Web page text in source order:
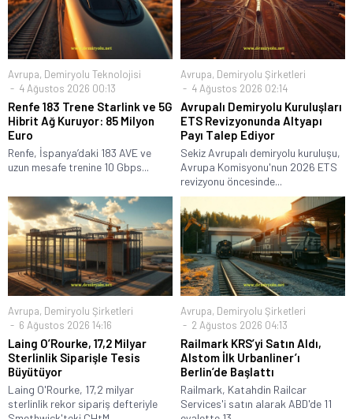
Avrupa, Demiryolu Teknolojisi
4 Ağustos 2026 00:13
Renfe 183 Trene Starlink ve 5G
Hibrit Ağ Kuruyor: 85 Milyon
Euro
Renfe, İspanya’daki 183 AVE ve
uzun mesafe trenine 10 Gbps...
Avrupa, Demiryolu Şirketleri
4 Ağustos 2026 02:14
Avrupalı Demiryolu Kuruluşları
ETS Revizyonunda Altyapı
Payı Talep Ediyor
Sekiz Avrupalı demiryolu kuruluşu,
Avrupa Komisyonu'nun 2026 ETS
revizyonu öncesinde...
Avrupa, Demiryolu Şirketleri
6 Ağustos 2026 14:16
Laing O’Rourke, 17,2 Milyar
Sterlinlik Siparişle Tesis
Büyütüyor
Laing O'Rourke, 17,2 milyar
sterlinlik rekor sipariş defteriyle
Avrupa, Demiryolu Şirketleri
2 Ağustos 2026 04:13
Railmark KRS’yi Satın Aldı,
Alstom İlk Urbanliner’ı
Berlin’de Başlattı
Railmark, Katahdin Railcar
Services'i satın alarak ABD'de 11